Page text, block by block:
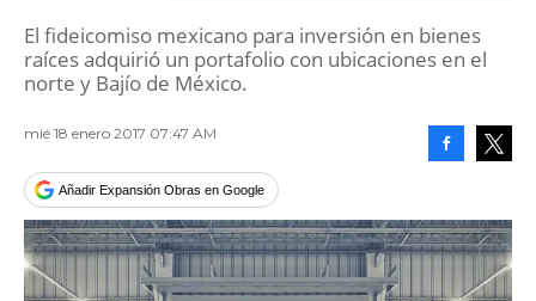
El fideicomiso mexicano para inversión en bienes
raíces adquirió un portafolio con ubicaciones en el
norte y Bajío de México.
mié 18 enero 2017 07:47 AM
Añadir Expansión Obras en Google